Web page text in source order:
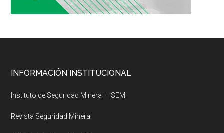
Footer
INFORMACIÓN INSTITUCIONAL
Instituto de Seguridad Minera – ISEM
Revista Seguridad Minera